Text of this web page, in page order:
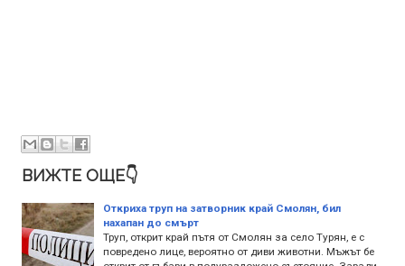
ВИЖТЕ ОЩЕ👇
Откриха труп на затворник край Смолян, бил
нахапан до смърт
Труп, открит край пътя от Смолян за село Турян, е с
повредено лице, вероятно от диви животни. Мъжът бе